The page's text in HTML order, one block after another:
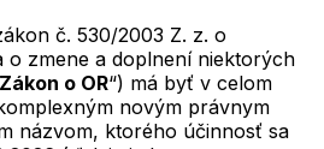
o advokácii
č. 530/2003 Z. z. o
o zmene a doplnení niektorých
Zákon o OR“) má byť v celom
novým právnym
názvom, ktorého účinnosť sa